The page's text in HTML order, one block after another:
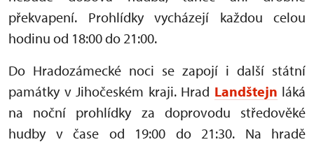
překvapení. Prohlídky vycházejí každou celou
hodinu od 18:00 do 21:00.
Do Hradozámecké noci se zapojí i další státní
památky v Jihočeském kraji. Hrad Landštejn láká
na noční prohlídky za doprovodu středověké
hudby v čase od 19:00 do 21:30. Na hradě